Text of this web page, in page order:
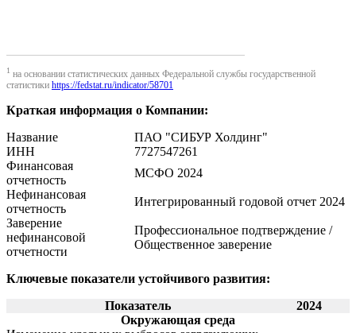
1 на основании статистических данных Федеральной службы государственной
статистики https://fedstat.ru/indicator/58701
Краткая информация о Компании:
Название
ПАО "СИБУР Холдинг"
ИНН
7727547261
Финансовая
отчетность
МСФО 2024
Нефинансовая
отчетность
Интегрированный годовой отчет 2024
Заверение
нефинансовой
отчетности
Профессиональное подтверждение /
Общественное заверение
Ключевые показатели устойчивого развития:
Показатель
2024
Окружающая среда